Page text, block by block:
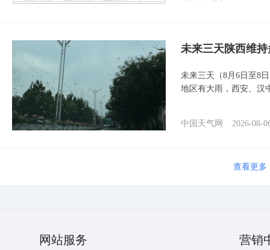
未来三天陕西维
未来三天（8月6日至8
地区有大雨，西安、汉
中国天气网 2026-08-
查看更多
网站服务 营销